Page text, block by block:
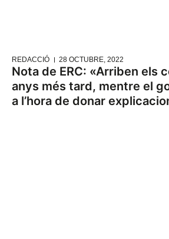
REDACCIÓ 28 OCTUBRE, 2022
Nota de ERC: «Arriben els
anys més tard, mentre el
a l’hora de donar